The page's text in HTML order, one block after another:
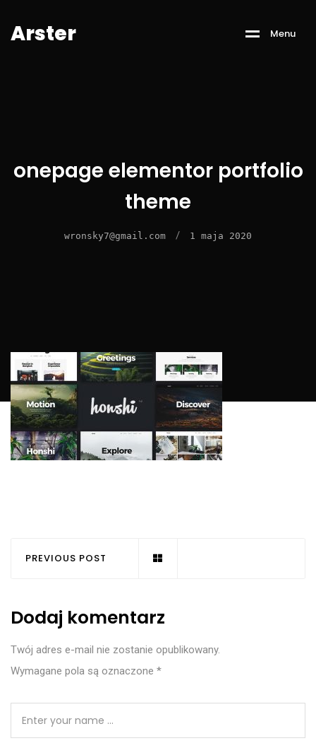
Arster Menu
onepage elementor portfolio
theme
wronsky7@gmail.com / 1 maja 2020
PREVIOUS POST
Dodaj komentarz
Twój adres e-mail nie zostanie opublikowany.
Wymagane pola są oznaczone *